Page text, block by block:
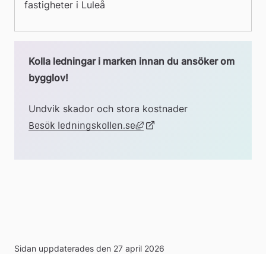
fastigheter i Luleå
Kolla ledningar i marken innan du ansöker om
bygglov!
Undvik skador och stora kostnader
Besök ledningskollen.se Länk till annan webbplats,
Länk
till
Sidan uppdaterades den 27 april 2026